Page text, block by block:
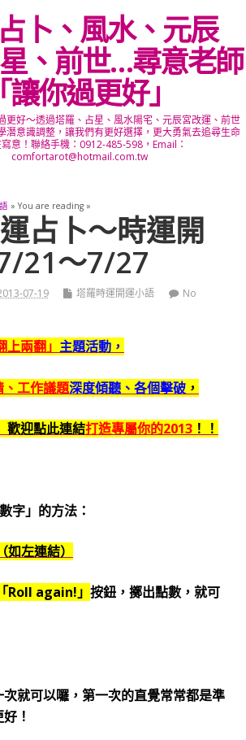
卜、風水、元辰
、前世…尋意老師
「讓你過更好」
更好～透過塔羅、占星、風水陽宅、元辰宮改運、前世
潛意識調整，讓我們有更好選擇，更大勇氣去追尋生命
意！聯絡手機：0912-485-598，Email：
comfortarot@hotmail.com.tw
» You are reading »
占卜～時運開
21～7/27
07-19 塔羅時運開運小語
No
上兩翻」 主題活動，
、工作議題深度傾聽、各個擊破，
歡迎點此連結打造專屬你的2013！！
字」的方法：
左連結）
Roll again!」 按鈕，擲出點數，就可
就可以囉，第一次的直覺常常都是準
！